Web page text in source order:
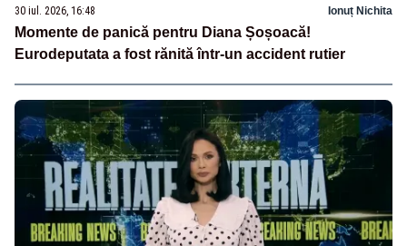
30 iul. 2026, 16:48 Ionuț Nichita
Momente de panică pentru Diana Șoșoacă!
Eurodeputata a fost rănită într-un accident rutier